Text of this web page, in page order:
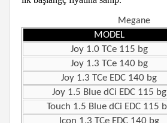
Megane
MODEL
Joy 1.0 TCe 115 bg
Joy 1.3 TCe 140 bg
Joy 1.3 TCe EDC 140 bg
Joy 1.5 Blue dCi EDC 115 bg
Touch 1.5 Blue dCi EDC 115
Icon 1.3 TCe EDC 140 bg